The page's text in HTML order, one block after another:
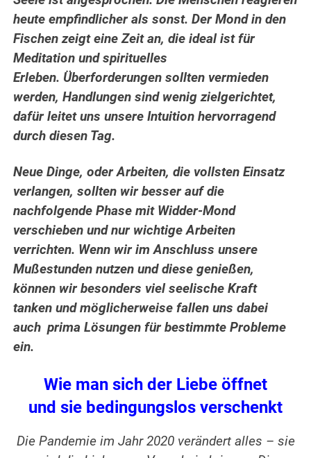
heute empfindlicher als sonst. Der Mond in den
Fischen zeigt eine Zeit an, die ideal ist für
Meditation und spirituelles
Erleben. Überforderungen sollten vermieden
werden, Handlungen sind wenig zielgerichtet,
dafür leitet uns unsere Intuition hervorragend
durch diesen Tag.
Neue Dinge, oder Arbeiten, die vollsten Einsatz
verlangen, sollten wir besser auf die
nachfolgende Phase mit Widder-Mond
verschieben und nur wichtige Arbeiten
verrichten. Wenn wir im Anschluss unsere
Mußestunden nutzen und diese genießen,
können wir besonders viel seelische Kraft
tanken und möglicherweise fallen uns dabei
auch prima Lösungen für bestimmte Probleme
ein.
Wie man sich der Liebe öffnet
und sie bedingungslos verschenkt
Die Pandemie im Jahr 2020 verändert alles – sie